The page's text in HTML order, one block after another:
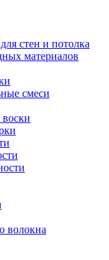
стен и потолка
материалов
смеси
волокна